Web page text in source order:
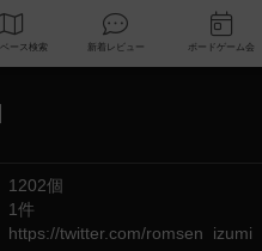
データベース 検索 新着レビュー
1202個
1件
https://twitter.com/romsen_izumi